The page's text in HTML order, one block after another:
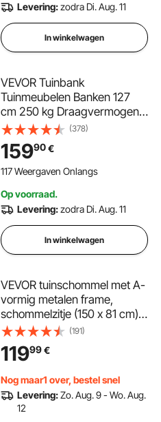
Levering:zodra Di. Aug. 11
In winkelwagen
VEVOR Tuinbank
Tuinmeubelen Banken 127
cm 250 kg Draagvermogen,
Terrasbank met Metalen
Frame van Koolstofstaal,
Balkonbank met
Armleuningen, Verandabank
Antiek Brons
(378)
15990€
117 Weergaven Onlangs
Op voorraad.
Levering:zodra Di. Aug. 11
In winkelwagen
VEVOR tuinschommel met A-
vormig metalen frame,
schommelzitje (150 x 81 cm),
draagvermogen tot 199,6 kg,
buitenschommelset,
verstevigd met
kleurrijke kinderschommel
(191)
11999€
Nog maar1 over, bestel snel
Levering:Zo. Aug. 9 - Wo. Aug.
12